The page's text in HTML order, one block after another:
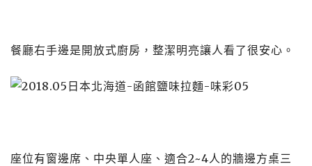
餐廳右手邊是開放式廚房，整潔明亮讓人看了很安心。
座位有窗邊席、中央單人座、適合2~4人的牆邊方桌三